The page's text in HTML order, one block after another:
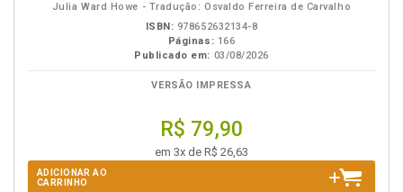
Julia Ward Howe - Tradução: Osvaldo Ferreira de Carvalho
ISBN: 978652632134-8
Páginas: 166
Publicado em: 03/08/2026
VERSÃO IMPRESSA
R$ 79,90
em 3x de R$ 26,63
ADICIONAR AO
CARRINHO